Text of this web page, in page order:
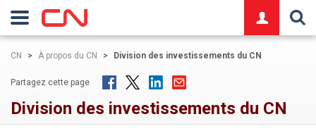
CN > À propos du CN > Division des investissements du CN
Partagez cette page
Division des investissements du CN